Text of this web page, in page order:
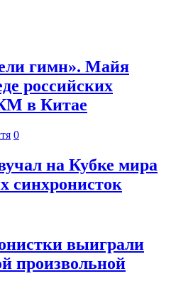
гимн». Майя
российских
в Китае
0
на Кубке мира
синхронисток
выиграли
произвольной